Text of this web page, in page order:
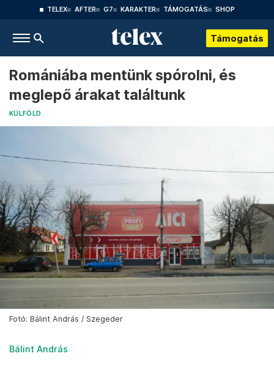
TELEX AFTER G7 KARAKTER TÁMOGATÁS SHOP
Támogatás
Romániába mentünk spórolni, és
meglepő árakat találtunk
KÜLFÖLD
Fotó: Bálint András / Szegeder
Bálint András